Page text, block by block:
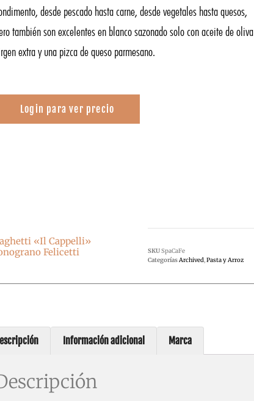
desde pescado hasta carne, desde vegetales hasta quesos,
también son excelentes en blanco sazonado solo con aceite de oliva
extra y una pizca de queso parmesano.
Login para ver precio
«il Cappelli»
Felicetti
SKUSpaCaFe
CategoríasArchived,Pasta y Arroz
Información adicional Marca